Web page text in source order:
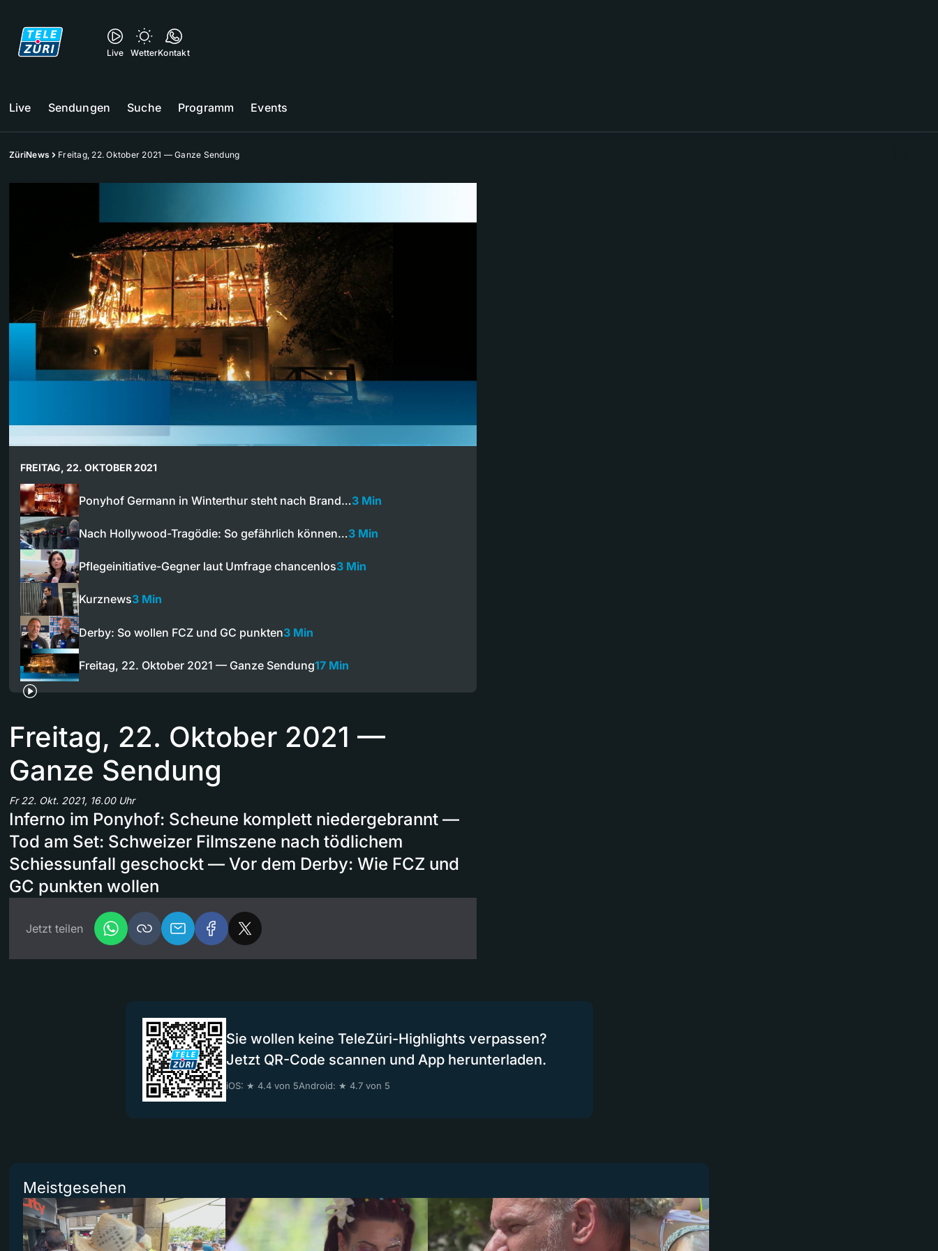
Live WetterKontakt
Live Sendungen Suche Programm Events
ZüriNews Freitag, 22. Oktober 2021 — Ganze Sendung
FREITAG, 22. OKTOBER 2021
Ponyhof Germann in Winterthur steht nach Brand…3 Min
Nach Hollywood-Tragödie: So gefährlich können…3 Min
Pflegeinitiative-Gegner laut Umfrage chancenlos3 Min
Kurznews3 Min
Derby: So wollen FCZ und GC punkten3 Min
Freitag, 22. Oktober 2021 — Ganze Sendung17 Min
Freitag, 22. Oktober 2021 —
Ganze Sendung
Fr 22. Okt. 2021, 16.00 Uhr
Inferno im Ponyhof: Scheune komplett niedergebrannt —
Tod am Set: Schweizer Filmszene nach tödlichem
Schiessunfall geschockt — Vor dem Derby: Wie FCZ und
GC punkten wollen
Jetzt teilen
Sie wollen keine TeleZüri-Highlights verpassen?
Jetzt QR-Code scannen und App herunterladen.
iOS: ★ 4.4 von 5Android: ★ 4.7 von 5
Meistgesehen